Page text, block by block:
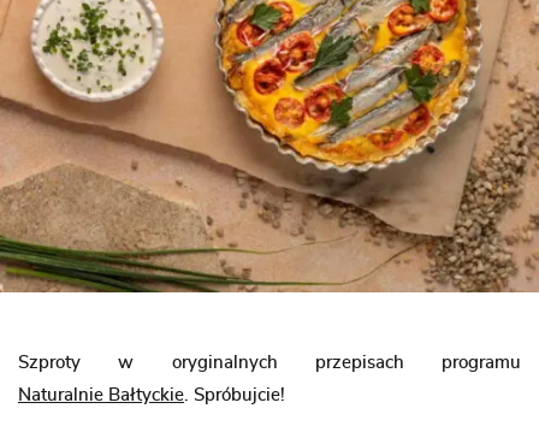
Szproty w oryginalnych przepisach programu
Naturalnie Bałtyckie. Spróbujcie!